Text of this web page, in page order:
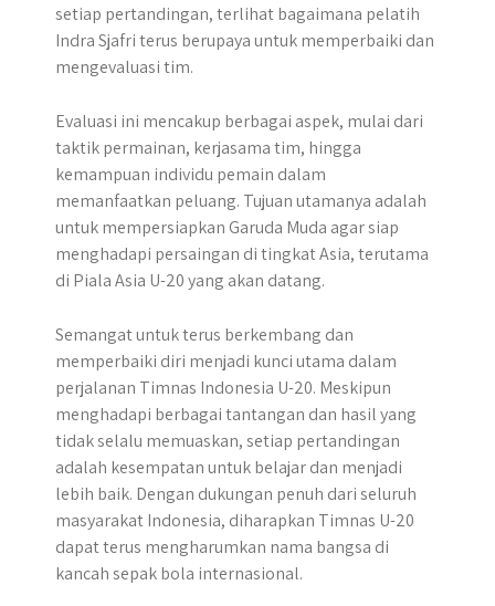
setiap pertandingan, terlihat bagaimana pelatih
Indra Sjafri terus berupaya untuk memperbaiki dan
mengevaluasi tim.
Evaluasi ini mencakup berbagai aspek, mulai dari
taktik permainan, kerjasama tim, hingga
kemampuan individu pemain dalam
memanfaatkan peluang. Tujuan utamanya adalah
untuk mempersiapkan Garuda Muda agar siap
menghadapi persaingan di tingkat Asia, terutama
di Piala Asia U-20 yang akan datang.
Semangat untuk terus berkembang dan
memperbaiki diri menjadi kunci utama dalam
perjalanan Timnas Indonesia U-20. Meskipun
menghadapi berbagai tantangan dan hasil yang
tidak selalu memuaskan, setiap pertandingan
adalah kesempatan untuk belajar dan menjadi
lebih baik. Dengan dukungan penuh dari seluruh
masyarakat Indonesia, diharapkan Timnas U-20
dapat terus mengharumkan nama bangsa di
kancah sepak bola internasional.